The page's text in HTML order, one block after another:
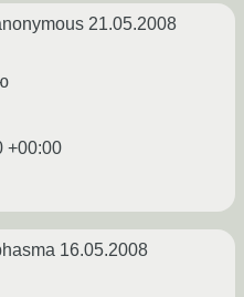
21.05.2008
+00:00
16.05.2008